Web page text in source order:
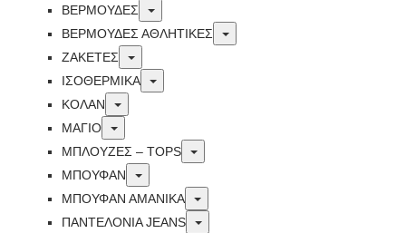
ΒΕΡΜΟΥΔΕΣ
Toggle
ΒΕΡΜΟΥΔΕΣ ΑΘΛΗΤΙΚΕΣ
Toggle
ΖΑΚΕΤΕΣ
Toggle
ΙΣΟΘΕΡΜΙΚΆ
Toggle
ΚΟΛΑΝ
Toggle
ΜΑΓΙΟ
Toggle
ΜΠΛΟΥΖΕΣ – TOPS
Toggle
ΜΠΟΥΦΑΝ
Toggle
ΜΠΟΥΦΆΝ ΑΜΆΝΙΚΑ
Toggle
ΠΑΝΤΕΛΟΝΙΑ JEANS
Toggle